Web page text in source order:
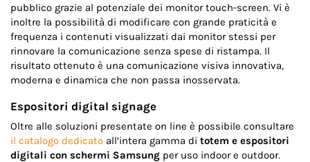
pubblico grazie al potenziale dei monitor touch-screen. Vi è
inoltre la possibilità di modificare con grande praticità e
frequenza i contenuti visualizzati dai monitor stessi per
rinnovare la comunicazione senza spese di ristampa. Il
risultato ottenuto è una comunicazione visiva innovativa,
moderna e dinamica che non passa inosservata.
Espositori digital signage
Oltre alle soluzioni presentate on line è possibile consultare
il catalogo dedicato all’intera gamma di totem e espositori
digitali con schermi Samsung per uso indoor e outdoor.